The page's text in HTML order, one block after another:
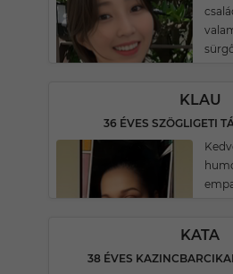
KLAU
36 ÉVES SZÖGLIGETI
KATA
38 ÉVES